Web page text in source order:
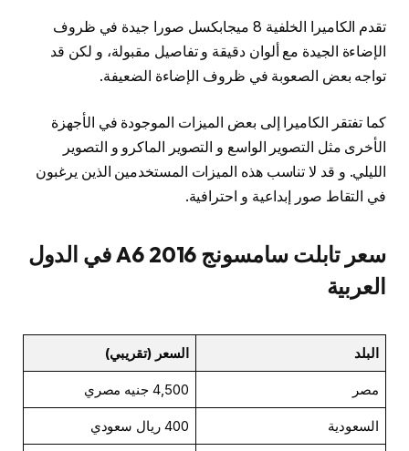
تقدم الكاميرا الخلفية 8 ميجابكسل صورا جيدة في ظروف
الإضاءة الجيدة مع ألوان دقيقة و تفاصيل مقبولة، و لكن قد
تواجه بعض الصعوبة في ظروف الإضاءة الضعيفة.
كما تفتقر الكاميرا إلى بعض الميزات الموجودة في الأجهزة
الأخرى مثل التصوير الواسع و التصوير الماكرو و التصوير
الليلي. و قد لا تناسب هذه الميزات المستخدمين الذين يرغبون
في التقاط صور إبداعية و احترافية.
سعر تابلت سامسونج A6 2016في الدول
العربية
البلد السعر (تقريبي)
مصر 4,500 جنيه مصري
السعودية 400 ريال سعودي